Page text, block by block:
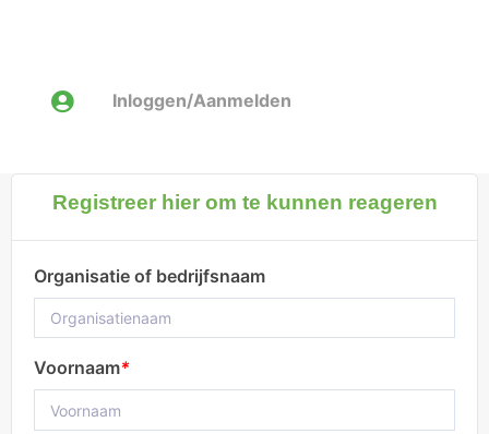
Inloggen/Aanmelden
Registreer hier om te kunnen reageren
Organisatie of bedrijfsnaam
Voornaam*